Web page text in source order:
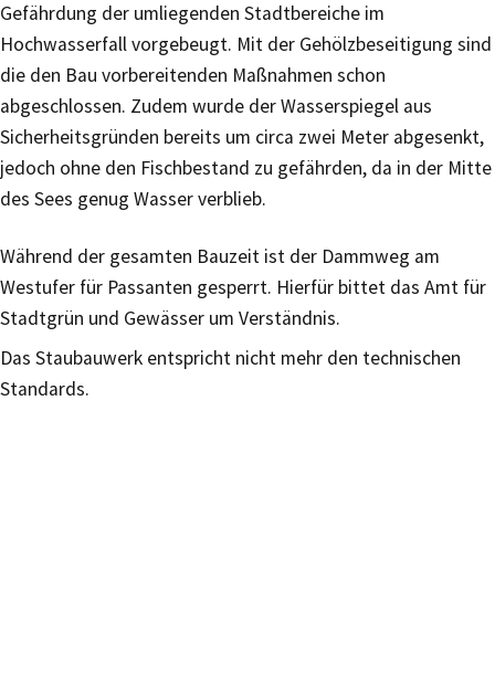
Gefährdung der umliegenden Stadtbereiche im
Hochwasserfall vorgebeugt. Mit der Gehölzbeseitigung sind
die den Bau vorbereitenden Maßnahmen schon
abgeschlossen. Zudem wurde der Wasserspiegel aus
Sicherheitsgründen bereits um circa zwei Meter abgesenkt,
jedoch ohne den Fischbestand zu gefährden, da in der Mitte
des Sees genug Wasser verblieb.
Während der gesamten Bauzeit ist der Dammweg am
Westufer für Passanten gesperrt. Hierfür bittet das Amt für
Stadtgrün und Gewässer um Verständnis.
Das Staubauwerk entspricht nicht mehr den technischen
Standards.